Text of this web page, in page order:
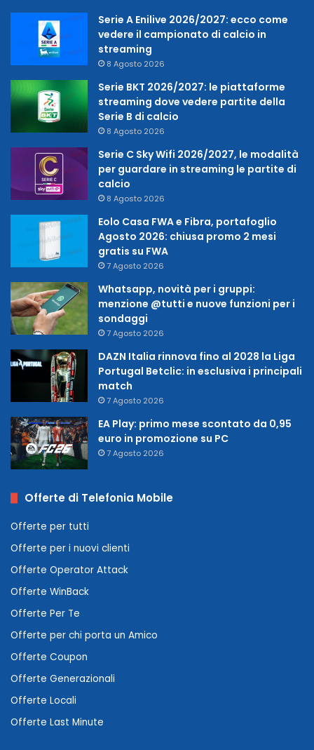
Serie A Enilive 2026/2027: ecco come
vedere il campionato di calcio in
streaming
8 Agosto 2026
Serie BKT 2026/2027: le piattaforme
streaming dove vedere partite della
Serie B di calcio
8 Agosto 2026
Serie C Sky Wifi 2026/2027, le modalità
per guardare in streaming le partite di
calcio
8 Agosto 2026
Eolo Casa FWA e Fibra, portafoglio
Agosto 2026: chiusa promo 2 mesi
gratis su FWA
7 Agosto 2026
Whatsapp, novità per i gruppi:
menzione @tutti e nuove funzioni per i
sondaggi
7 Agosto 2026
DAZN Italia rinnova fino al 2028 la Liga
Portugal Betclic: in esclusiva i principali
match
7 Agosto 2026
EA Play: primo mese scontato da 0,95
euro in promozione su PC
7 Agosto 2026
Offerte di Telefonia Mobile
Offerte per tutti
Offerte per i nuovi clienti
Offerte Operator Attack
Offerte WinBack
Offerte Per Te
Offerte per chi porta un Amico
Offerte Coupon
Offerte Generazionali
Offerte Locali
Offerte Last Minute